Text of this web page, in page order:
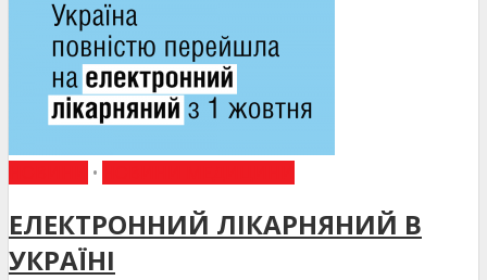
•
ЕЛЕКТРОННИЙ ЛІКАРНЯНИЙ В
УКРАЇНІ